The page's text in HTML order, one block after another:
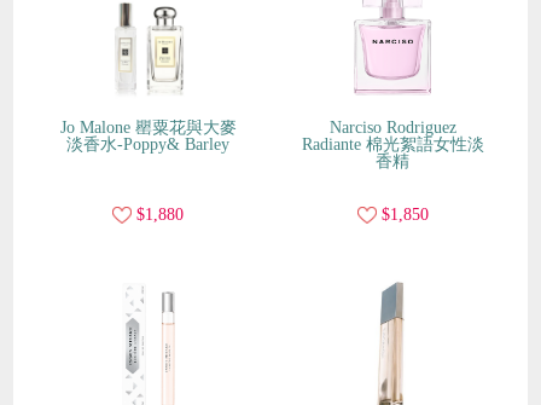
Jo Malone 罌粟花與大麥
淡香水-Poppy& Barley
$1,880
Narciso Rodriguez
Radiante 棉光絮語女性淡
香精
$1,850